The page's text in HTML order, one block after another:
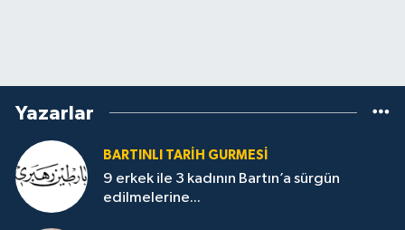
Yazarlar
BARTINLI TARIH GURMESI
9 erkek ile 3 kadının Bartın’a sürgün
edilmelerine...